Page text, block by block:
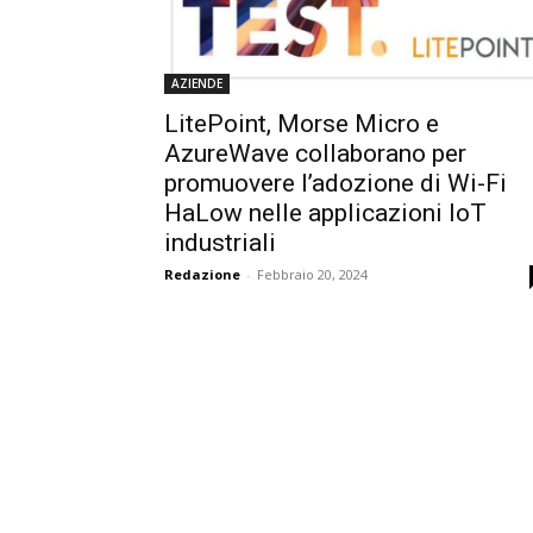
AZIENDE
LitePoint, Morse Micro e
AzureWave collaborano per
promuovere l’adozione di Wi-Fi
HaLow nelle applicazioni IoT
industriali
Redazione - Febbraio 20, 2024